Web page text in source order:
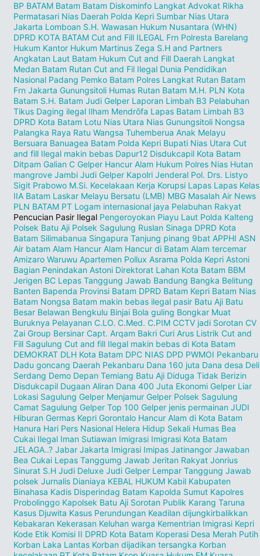
BP BATAM Batam Batam Diskominfo Langkat Advokat Rikha
Permatasari Nias Daerah Polda Kepri Sumbar Nias Utara
Jakarta Lomboan S.H. Wawasan Hukum Nusantara (WHN)
DPRD KOTA BATAM Cut and Fill ILEGAL Frn Polresta Barelang
Hukum Kantor Hukum Martinus Zega S.H and Partners
Angkatan Laut Batam Hukum Cut and Fill Daerah Langkat
Medan Batam Rutan Cut and Fil Ilegal Dunia Pendidikan
Nasional Padang Pemko Batam Polres Langkat Rutan Batam
Frn Jakarta Gunungsitoli Humas Rutan Batam M.H. PLN Kota
Batam S.H. Batam Judi Gelper Laporan Limbah B3 Pelabuhan
Tikus Daging ilegal Ilham Mendrōfa Lapas Batam Limbah B3
DPRD Kota Batam Lotu Nias Utara Nias Gunungsitoli Nongsa
Palangka Raya Ratu Wangsa Tuhemberua Anak Melayu
Bersuara Banuagea Batam Polda Kepri Bupati Nias Utara Cut
and fill Ilegal makin bebas Dapur12 Disdukcapil Kota Batam
Ditpam Galian C Gelper Hancur Alam Hukum Polres Nias Hutan
mangrove Jambi Judi Gelper Kapolri Jenderal Pol. Drs. Listyo
Sigit Prabowo M.Si. Kecelakaan Kerja Korupsi Lapas Lapas Kelas
IIA Batam Laskar Melayu Bersatu (LMB) MBG Masalah Air News
PLN BATAM PT Logam internasional jaya Pelabuhan Rakyat
Pencucian Pasir Ilegal Pengeroyokan Piayu Laut Polda Kalteng
Polsek Batu Aji Polsek Sagulung Ruslan Sinaga DPRD Kota
Batam Silimabanua Singapura Tanjung pinang 9bat APPHI ASN
Air batam Alam Hancur Alam Hancur di Batam Alam tercemar
Amizaro Waruwu Apartemen Pollux Asrama Polda Kepri Astoni
Bagian Penindakan Astoni Direktorat Lahan Kota Batam BBM
Jerigen BC Lepas Tanggung Jawab Bandung Bangka Belitung
Banten Bapenda Provinsi Batam DPRD Batam Kepri Batam Nias
Batam Nongsa Batam makin bebas ilegal pasir Batu Aji Batu
Besar Belawan Bengkulu Binjai Bola guling Bongkar Muat
Buruknya Pelayanan C.LO. C.Med. C.PIM CCTV jadi Sorotan CV
Zai Group Bersinar Capt. Arqam Bakri Curi Arus Listrik Cut and
Fill Sagulung Cut and fill Ilegal makin bebas di Kota Batam
DEMOKRAT DLH Kota Batam DPC NIAS DPD PWMOI Pekanbaru
Dadu goncang Daerah Pekanbaru Dana 160 juta Dana desa Deli
Serdang Demo Depan Temiang Batu Aji Diduga Tidak Berizin
Disdukcapil Dugaan Aliran Dana 400 Juta Ekonomi Gelper Liar
Lokasi Sagulung Gelper Menjamur Gelper Polsek Sagulung
Camat Sagulung Gelper Top 100 Gelper jenis permainan JUDI
Hiburan Germas Kepri Gorontalo Hancur Alam di Kota Batam
Hanura Hari Pers Nasional Helera Hidup Sekali Humas Bea
Cukai Ilegal Iman Sutiawan Imigrasi Imigrasi Kota Batam
JELAGA..? Jabar Jakarta Imigrasi Imipas Jatinangor Jawaban
Bea Cukai Lepas Tanggumg Jawab Jeritan Rakyat Jonrius
Sinurat S.H Judi Deluxe Judi Gelper Lempar Tanggung Jawab
polsek Jurnalis Dianiaya KEBAL HUKUM Kabil Kabupaten
Binahasa Kadis Disperindag Batam Kapolda Sumut Kapolres
Probolinggo Kapolsek Batu Aji Sorotan Publik Karang Taruna
Kasus Djuwita Kasus Perundungan Keadilan dijungkirbalikkan
Kebakaran Kekerasan Keluhan warga Kementrian Imigrasi Kepri
Kode Etik Komisi II DPRD Kota Batam Koperasi Desa Merah Putih
Korban Laka Lantas Korban dijadikan tersangka Korban